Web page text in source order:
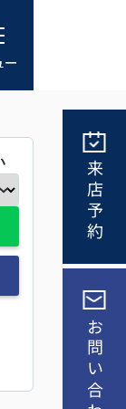
来店予約
お問い合わせ